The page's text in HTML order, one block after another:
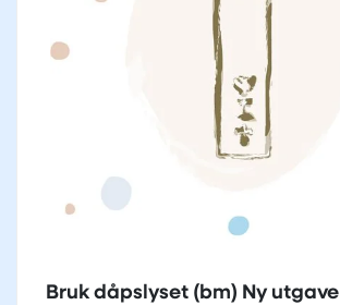
Bruk dåpslyset (bm) Ny utgave